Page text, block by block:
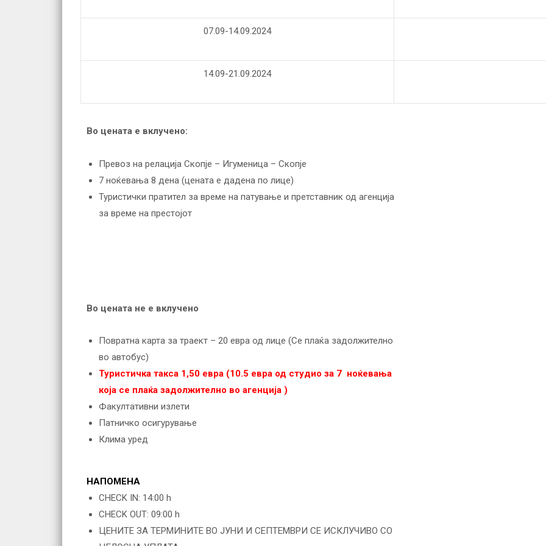
07.09-14.09.2024
14.09-21.09.2024
Во цената е вклучено:
Превоз на релација Скопје – Игуменица – Скопје
7 ноќевања 8 дена (цената е дадена по лице)
Туристички пратител за време на патување и претставник од агенција
за време на престојот
Во цената не е вклучено
Повратна карта за траект – 20 евра од лице (Се плаќа задолжително
во автобус)
Туристичка такса 1,50 евра (10.5 евра од студио за 7 ноќевања
која се плаќа задолжително во агенција )
Факултативни излети
Патничко осигурување
Клима уред
НАПОМЕНА
CHECK IN: 14:00 h
CHECK OUT: 09:00 h
ЦЕНИТЕ ЗА ТЕРМИНИТЕ ВО ЈУНИ И СЕПТЕМВРИ СЕ ИСКЛУЧИВО СО